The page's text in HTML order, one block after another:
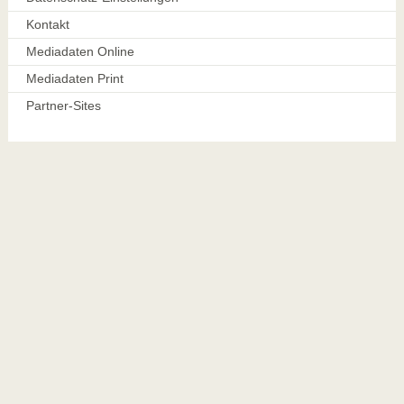
Kontakt
Mediadaten Online
Mediadaten Print
Partner-Sites